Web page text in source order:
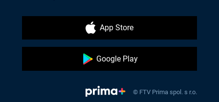
App Store
Google Play
© FTV Prima spol. s r.o.